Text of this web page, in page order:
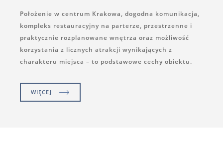
Położenie w centrum Krakowa, dogodna komunikacja,
kompleks restauracyjny na parterze, przestrzenne i
praktycznie rozplanowane wnętrza oraz możliwość
korzystania z licznych atrakcji wynikających z
charakteru miejsca – to podstawowe cechy obiektu.
WIĘCEJ